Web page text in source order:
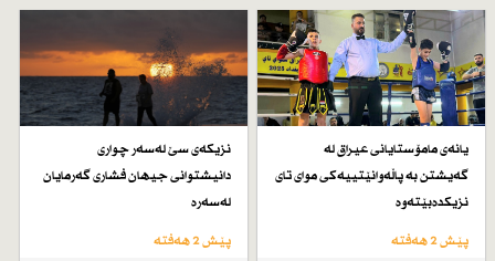
یانەی مامۆستایانی عیراق لە
گەیشتن بە پاڵەوانێتییەكی موای تای
نزیكدەبێتەوە
پێش 2 هەفتە
نزیكەی سێ لەسەر چواری
دانیشتوانی جیهان فشاری گەرمایان
لەسەرە
پێش 2 هەفتە